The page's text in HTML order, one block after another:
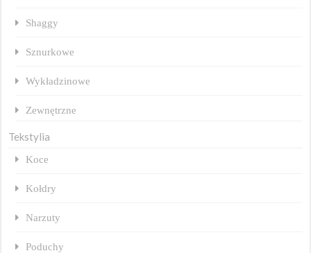
Shaggy
Sznurkowe
Wykładzinowe
Zewnętrzne
Tekstylia
Koce
Kołdry
Narzuty
Poduchy